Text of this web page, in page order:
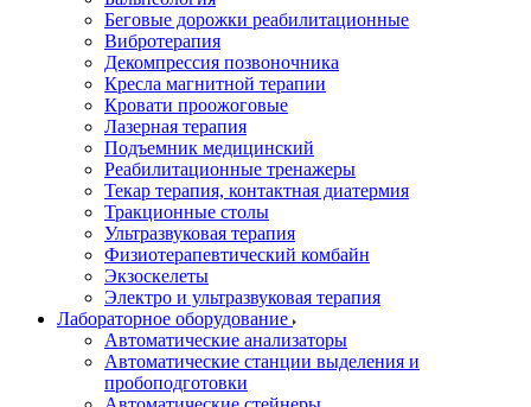
Беговые дорожки реабилитационные
Вибротерапия
Декомпрессия позвоночника
Кресла магнитной терапии
Кровати проожоговые
Лазерная терапия
Подъемник медицинский
Реабилитационные тренажеры
Текар терапия, контактная диатермия
Тракционные столы
Ультразвуковая терапия
Физиотерапевтический комбайн
Экзоскелеты
Электро и ультразвуковая терапия
Лабораторное оборудование
Автоматические анализаторы
Автоматические станции выделения и
пробоподготовки